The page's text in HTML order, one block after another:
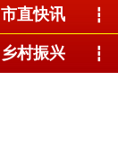
市直快讯 ┇
乡村振兴 ┇